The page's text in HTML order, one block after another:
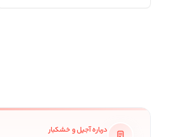
درباره آجیل و خشکبار